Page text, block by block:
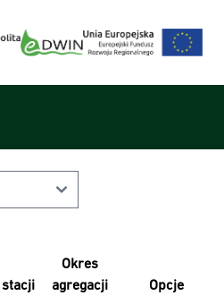
stacji
Okres
agregacji
Opcje